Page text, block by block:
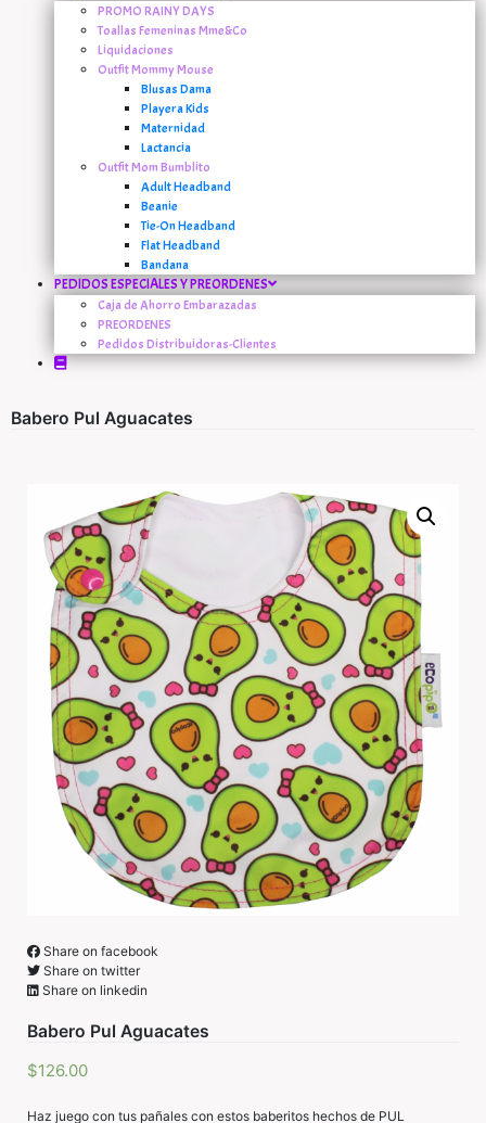
PROMO RAINY DAYS
Toallas Femeninas Mme&Co
Liquidaciones
Outfit Mommy Mouse
Blusas Dama
Playera Kids
Maternidad
Lactancia
Outfit Mom Bumblito
Adult Headband
Beanie
Tie-On Headband
Flat Headband
Bandana
PEDIDOS ESPECIALES Y PREORDENES
Caja de Ahorro Embarazadas
PREORDENES
Pedidos Distribuidoras-Clientes
Babero Pul Aguacates
Share on facebook
Share on twitter
Share on linkedin
Babero Pul Aguacates
$126.00
Haz juego con tus pañales con estos baberitos hechos de PUL